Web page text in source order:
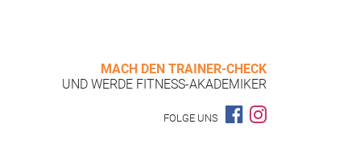
MACH DEN TRAINER-CHECK
UND WERDE FITNESS-AKADEMIKER
FOLGE UNS